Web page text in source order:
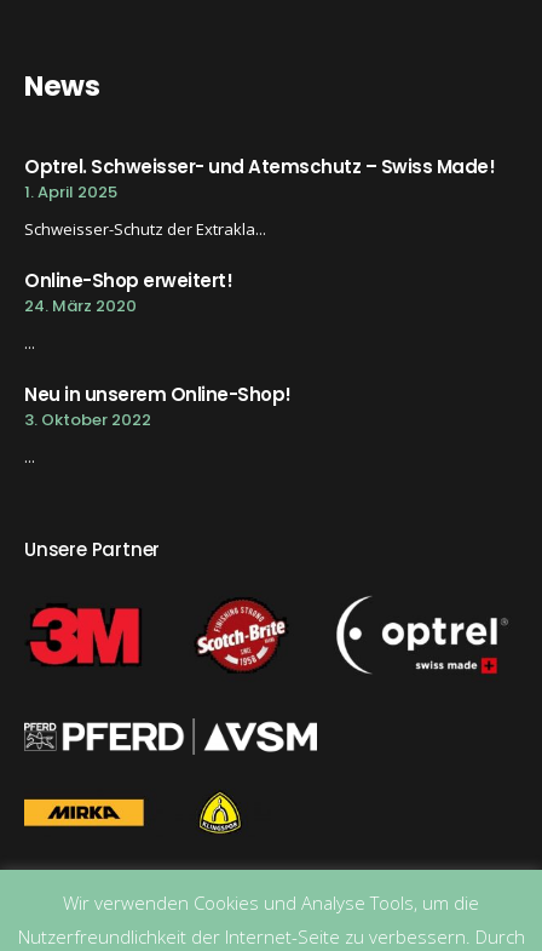
News
Optrel. Schweisser- und Atemschutz – Swiss Made!
1. April 2025
Schweisser-Schutz der Extrakla...
Online-Shop erweitert!
24. März 2020
...
Neu in unserem Online-Shop!
3. Oktober 2022
...
Unsere Partner
Wir verwenden Cookies und Analyse Tools, um die
Nutzerfreundlichkeit der Internet-Seite zu verbessern. Durch